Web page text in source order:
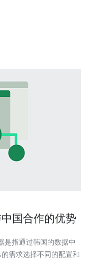
，拥有广泛的市场基
国合作的优势
需求选择不同的配置和